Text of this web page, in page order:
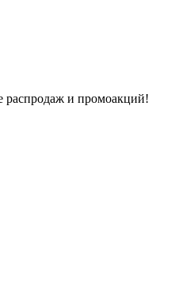
распродаж и промоакций!